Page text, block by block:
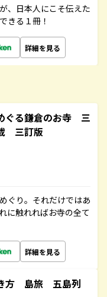
、日本人にこそ伝えた
きる１冊！
詳細を見る
ぐる鎌倉のお寺 三
三訂版
ぐり。それだけではあ
に触れればお寺の全て
詳細を見る
方 島旅 五島列